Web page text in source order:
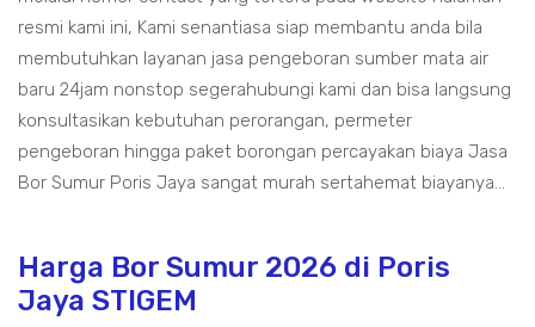
resmi kami ini, Kami senantiasa siap membantu anda bila
membutuhkan layanan jasa pengeboran sumber mata air
baru 24jam nonstop segerahubungi kami dan bisa langsung
konsultasikan kebutuhan perorangan, permeter
pengeboran hingga paket borongan percayakan biaya Jasa
Bor Sumur Poris Jaya sangat murah sertahemat biayanya...
Harga Bor Sumur 2026 di Poris
Jaya STIGEM